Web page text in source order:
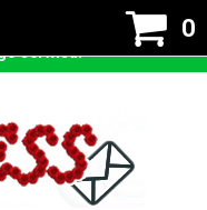
0
tzw ciastek w celu
przyjmowanie cookies
serwisu.